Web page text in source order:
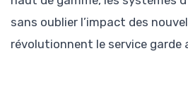
sans oublier l’impact des
révolutionnent le service garde